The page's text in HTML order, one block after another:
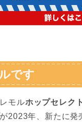
です
モルホップセレク
が2023年、新たに発